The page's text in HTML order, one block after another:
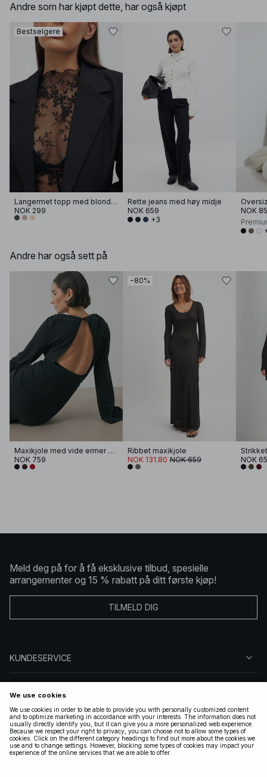
Andre som har kjøpt dette, har også kjøpt
Bestselgere
Langermet topp med blonder
NOK 299
Rette jeans med høy midje
NOK 659
+3
NOK
Andre har også sett på
Maxikjole med vide ermer og åpen rygg
NOK 759
−80%
Ribbet maxikjole
NOK 131.80 NOK 659 NOK
Meld deg på for å få eksklusive tilbud, spesielle
arrangementer og 15 % rabatt på ditt første kjøp!
TILMELD DIG
KUNDESERVICE
FØLG OSS
LOVLIG